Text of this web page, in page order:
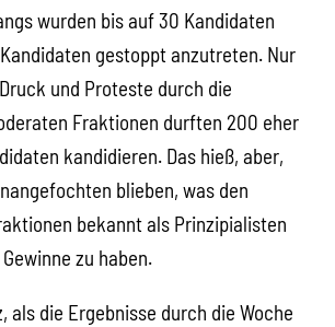
wurden bis auf 30 Kandidaten
gestoppt anzutreten. Nur
und Proteste durch die
Fraktionen durften 200 eher
kandidieren. Das hieß, aber,
blieben, was den
bekannt als Prinzipialisten
zu haben.
als die Ergebnisse durch die Woche